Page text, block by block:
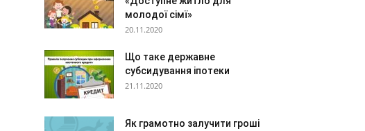
молодої сімї»
20.11.2020
Що таке державне
субсидування іпотеки
21.11.2020
Як грамотно залучити гроші